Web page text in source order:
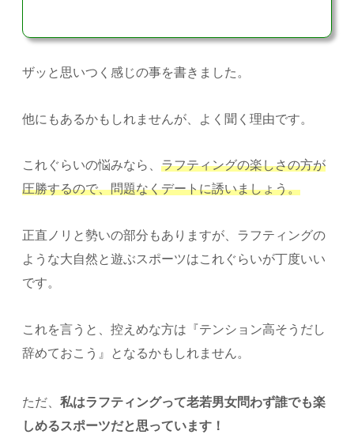
ザッと思いつく感じの事を書きました。
他にもあるかもしれませんが、よく聞く理由です。
これぐらいの悩みなら、ラフティングの楽しさの方が
圧勝するので、問題なくデートに誘いましょう。
正直ノリと勢いの部分もありますが、ラフティングの
ような大自然と遊ぶスポーツはこれぐらいが丁度いい
です。
これを言うと、控えめな方は『テンション高そうだし
辞めておこう』となるかもしれません。
ただ、私はラフティングって老若男女問わず誰でも楽
しめるスポーツだと思っています！